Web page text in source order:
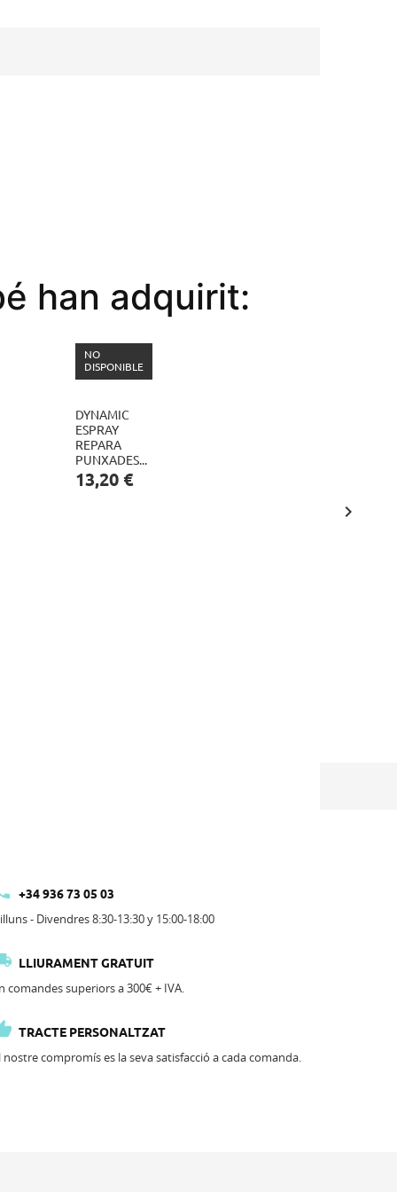
han adquirit:
NO
DISPONIBLE
DYNAMIC
ESPRAY
REPARA
PUNXADES...
Preu
13,20 €

+34 936 73 05 03
- Divendres 8:30-13:30 y 15:00-18:00
LLIURAMENT GRATUIT
comandes superiors a 300€ + IVA.
TRACTE PERSONALTZAT
nostre compromís es la seva satisfacció a cada comanda.